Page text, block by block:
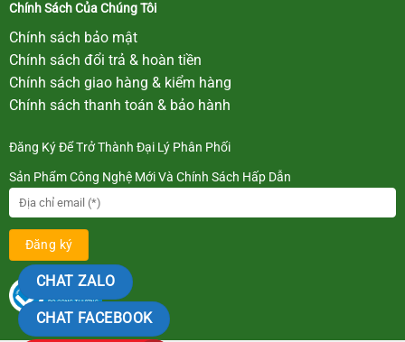
Chính Sách Của Chúng Tôi
Chính sách bảo mật
Chính sách đổi trả & hoàn tiền
Chính sách giao hàng & kiểm hàng
Chính sách thanh toán & bảo hành
Đăng Ký Để Trở Thành Đại Lý Phân Phối
Sản Phẩm Công Nghệ Mới Và Chính Sách Hấp Dẫn
CHAT ZALO
CHAT FACEBOOK